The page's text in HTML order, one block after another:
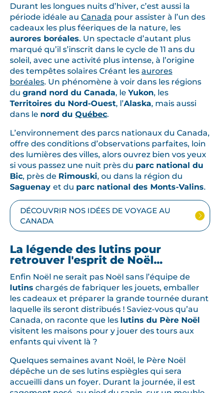
Durant les longues nuits d’hiver, c’est aussi la
période idéale au Canada pour assister à l’un des
cadeaux les plus féeriques de la nature, les
aurores boréales. Un spectacle d’autant plus
marqué qu’il s’inscrit dans le cycle de 11 ans du
soleil, avec une activité plus intense, à l’origine
des tempêtes solaires Créant les aurores
boréales. Un phénomène à voir dans les régions
du grand nord du Canada, le Yukon, les
Territoires du Nord-Ouest, l’Alaska, mais aussi
dans le nord du Québec.
L’environnement des parcs nationaux du Canada,
offre des conditions d’observations parfaites, loin
des lumières des villes, alors ouvrez bien vos yeux
si vous passez une nuit près du parc national du
Bic, près de Rimouski, ou dans la région du
Saguenay et du parc national des Monts-Valins.
DÉCOUVRIR NOS IDÉES DE VOYAGE AU
CANADA
La légende des lutins pour
retrouver l'esprit de Noël...
Enfin Noël ne serait pas Noël sans l’équipe de
lutins chargés de fabriquer les jouets, emballer
les cadeaux et préparer la grande tournée durant
laquelle ils seront distribués ! Saviez-vous qu’au
Canada, on raconte que les lutins du Père Noël
visitent les maisons pour y jouer des tours aux
enfants qui vivent là ?
Quelques semaines avant Noël, le Père Noël
dépêche un de ses lutins espiègles qui sera
accueilli dans un foyer. Durant la journée, il est